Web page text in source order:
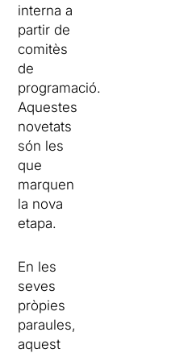
interna a
partir de
comitès
de
programació.
Aquestes
novetats
són les
que
marquen
la nova
etapa.
En les
seves
pròpies
paraules,
aquest